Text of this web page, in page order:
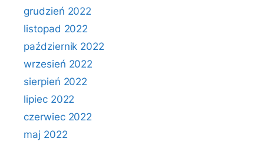
grudzień 2022
listopad 2022
październik 2022
wrzesień 2022
sierpień 2022
lipiec 2022
czerwiec 2022
maj 2022